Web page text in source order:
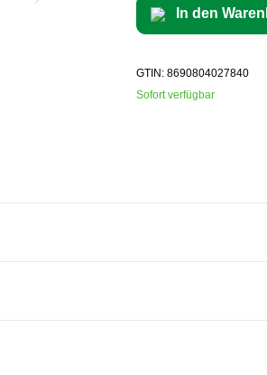
In den
GTIN: 8690804027840
Sofort verfügbar